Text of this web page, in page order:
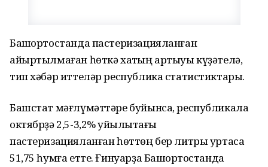
Башҡортостанда пастеризацияланған
айыртылмаған һөткә хаҡтың артыуы күҙәтелә,
тип хәбәр иттеләр республика статистиктары.
Башстат мәғлүмәттәре буйынса, республикала
октябрҙә 2,5-3,2% ҡуйылыҡтағы
пастеризацияланған һөттөң бер литры уртаса
51,75 һумға етте. Ғинуарҙа Башҡортостанда